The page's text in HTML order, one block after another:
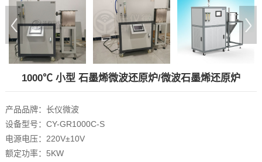
1000℃ 小型 石墨烯微波还原炉/微波石墨烯还原炉
产品品牌：长仪微波
设备型号：CY-GR1000C-S
电源电压：220V±10V
额定功率：5KW